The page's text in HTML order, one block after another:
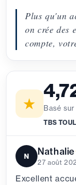
Plus qu'un
on crée des
compte,
★ Basé sur
TBS
N Nathalie
27 août
Excellent